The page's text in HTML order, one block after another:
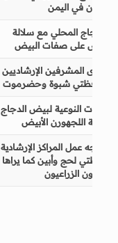
في اليمن
الدجاج المحلي مع سلالة
الأبيض على صفات البيض
لدى المشرفين الإرشاديين
في محافظتي شبوة وحضرموت
النوعية لبيض الدجاج
وسلالة اللجهورن الأبيض
تواجه عمل المراكز الإرشادية
محافظتي لحج وأبين كما يراها
الزراعيون